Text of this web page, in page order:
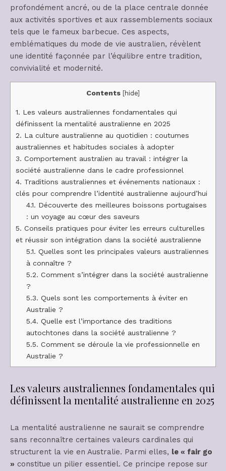
profondément ancré, ou de la place centrale donnée
aux activités sportives et aux rassemblements sociaux
tels que le fameux barbecue. Ces aspects,
emblématiques du mode de vie australien, révèlent
une identité façonnée par l’équilibre entre tradition,
convivialité et modernité.
Contents [hide]
1. Les valeurs australiennes fondamentales qui
définissent la mentalité australienne en 2025
2. La culture australienne au quotidien : coutumes
australiennes et habitudes sociales à adopter
3. Comportement australien au travail : intégrer la
société australienne dans le cadre professionnel
4. Traditions australiennes et événements nationaux :
clés pour comprendre l’identité australienne aujourd’hui
4.1. Découverte des meilleures boissons portugaises
: un voyage au cœur des saveurs
5. Conseils pratiques pour éviter les erreurs culturelles
et réussir son intégration dans la société australienne
5.1. Quelles sont les principales valeurs australiennes
à connaître ?
5.2. Comment s’intégrer dans la société australienne
?
5.3. Quels sont les comportements à éviter en
Australie ?
5.4. Quelle est l’importance des traditions
autochtones dans la société australienne ?
5.5. Comment se déroule la vie professionnelle en
Australie ?
Les valeurs australiennes fondamentales qui
définissent la mentalité australienne en 2025
La mentalité australienne ne saurait se comprendre
sans reconnaître certaines valeurs cardinales qui
structurent la vie en Australie. Parmi elles, le « fair go
» constitue un pilier essentiel. Ce principe repose sur